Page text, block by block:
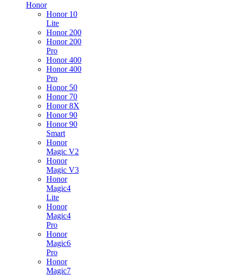
Honor
Honor 10
Lite
Honor 200
Honor 200
Pro
Honor 400
Honor 400
Pro
Honor 50
Honor 70
Honor 8X
Honor 90
Honor 90
Smart
Honor
Magic V2
Honor
Magic V3
Honor
Magic4
Lite
Honor
Magic4
Pro
Honor
Magic6
Pro
Honor
Magic7